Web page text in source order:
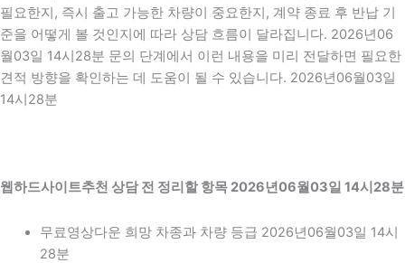
필요한지, 즉시 출고 가능한 차량이 중요한지, 계약 종료 후 반납 기
준을 어떻게 볼 것인지에 따라 상담 흐름이 달라집니다. 2026년06
월03일 14시28분 문의 단계에서 이런 내용을 미리 전달하면 필요한
견적 방향을 확인하는 데 도움이 될 수 있습니다. 2026년06월03일
14시28분
웹하드사이트추천 상담 전 정리할 항목 2026년06월03일 14시28분
무료영상다운 희망 차종과 차량 등급 2026년06월03일 14시
28분